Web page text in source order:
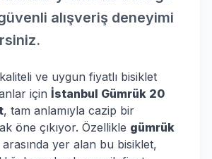
alışveriş deneyimi
ve uygun fiyatlı bisiklet
için İstanbul Gümrük 20
, tam anlamıyla cazip bir
öne çıkıyor. Özellikle gümrük
arasında yer alan bu bisiklet,